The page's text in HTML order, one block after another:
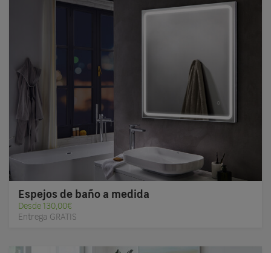
Espejos de baño a medida
Desde 130,00€
Entrega GRATIS